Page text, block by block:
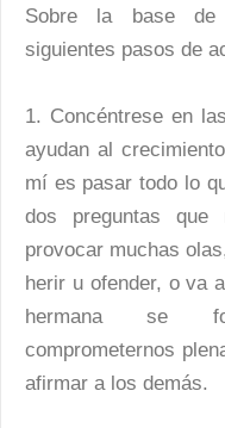
Sobre la base de
siguientes pasos de
1. Concéntrese en
ayudan al
mí es pasar todo lo
dos preguntas que
provocar muchas
herir u ofender, o va
hermana se
comprometernos
afirmar a los demás.